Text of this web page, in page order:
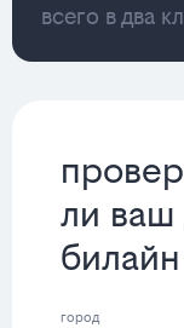
всего в два
ли ваш
билайн
город